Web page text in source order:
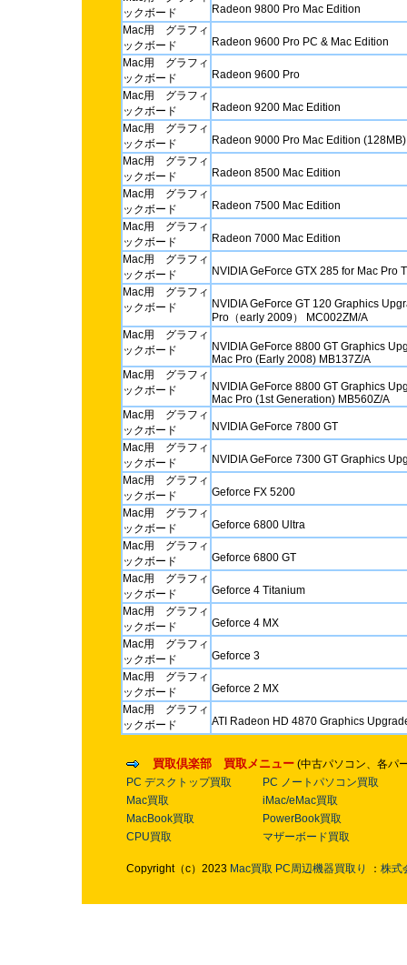
ックボード
Radeon 9800 Pro Mac Edition
Mac用 グラフィ
ックボード
Radeon 9600 Pro PC & Mac Edition
Mac用 グラフィ
ックボード
Radeon 9600 Pro
Mac用 グラフィ
ックボード
Radeon 9200 Mac Edition
Mac用 グラフィ
ックボード
Radeon 9000 Pro Mac Edition (128MB)
Mac用 グラフィ
ックボード
Radeon 8500 Mac Edition
Mac用 グラフィ
ックボード
Radeon 7500 Mac Edition
Mac用 グラフィ
ックボード
Radeon 7000 Mac Edition
Mac用 グラフィ
ックボード
NVIDIA GeForce GTX 285 for Mac Pro
Mac用 グラフィ
ックボード
NVIDIA GeForce GT 120 Graphics
Pro（early 2009） MC002ZM/A
Mac用 グラフィ
ックボード
NVIDIA GeForce 8800 GT Graphics
Mac Pro (Early 2008) MB137Z/A
Mac用 グラフィ
ックボード
NVIDIA GeForce 8800 GT Graphics
Mac Pro (1st Generation) MB560Z/A
Mac用 グラフィ
ックボード
NVIDIA GeForce 7800 GT
Mac用 グラフィ
ックボード
NVIDIA GeForce 7300 GT Graphics
Mac用 グラフィ
ックボード
Geforce FX 5200
Mac用 グラフィ
ックボード
Geforce 6800 Ultra
Mac用 グラフィ
ックボード
Geforce 6800 GT
Mac用 グラフィ
ックボード
Geforce 4 Titanium
Mac用 グラフィ
ックボード
Geforce 4 MX
Mac用 グラフィ
ックボード
Geforce 3
Mac用 グラフィ
ックボード
Geforce 2 MX
Mac用 グラフィ
ックボード
ATI Radeon HD 4870 Graphics
買取倶楽部 買取メニュー(中古パソコン、各パ
PC デスクトップ買取
PC ノートパソコン買取
Mac買取
iMac/eMac買取
MacBook買取
PowerBook買取
CPU買取
マザーボード買取
Copyright（c）2023 Mac買取 PC周辺機器買取り ： 株式